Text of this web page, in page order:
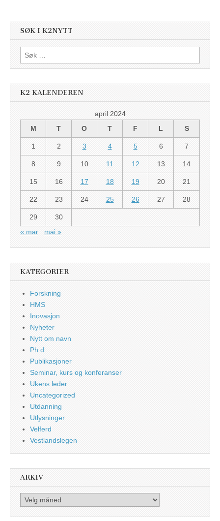
SØK I K2NYTT
Søk
etter:
K2 KALENDEREN
april 2024
M
T O T F L S
1 2 3 4 5 6 7
8 9 10 11 12 13 14
15 16 17 18 19 20 21
22 23 24 25 26 27 28
29
30
« mar
mai »
KATEGORIER
Forskning
HMS
Inovasjon
Nyheter
Nytt om navn
Ph.d
Publikasjoner
Seminar, kurs og konferanser
Ukens leder
Uncategorized
Utdanning
Utlysninger
Velferd
Vestlandslegen
ARKIV
Arkiv